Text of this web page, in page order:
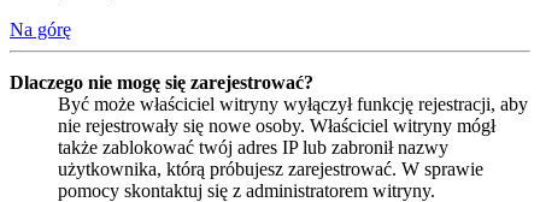
Na górę
Dlaczego nie mogę się zarejestrować?
Być może właściciel witryny wyłączył funkcję rejestracji, aby
nie rejestrowały się nowe osoby. Właściciel witryny mógł
także zablokować twój adres IP lub zabronił nazwy
użytkownika, którą próbujesz zarejestrować. W sprawie
pomocy skontaktuj się z administratorem witryny.